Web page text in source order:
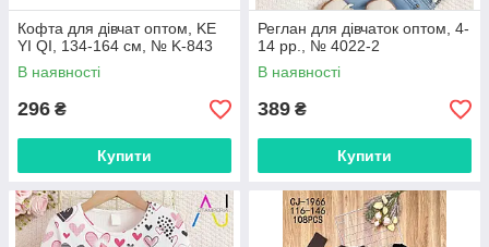
Кофта для дівчат оптом, KE
YI QI, 134-164 см, № K-843
В наявності
296 ₴
Купити
Реглан для дівчаток оптом, 4-
14 рр., № 4022-2
В наявності
389 ₴
Купити